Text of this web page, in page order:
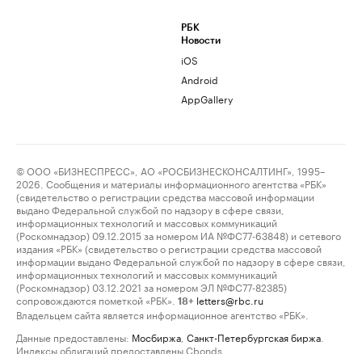
РБК
Новости
iOS
Android
AppGallery
© ООО «БИЗНЕСПРЕСС», АО «РОСБИЗНЕСКОНСАЛТИНГ», 1995–
2026. Сообщения и материалы информационного агентства «РБК»
(свидетельство о регистрации средства массовой информации
выдано Федеральной службой по надзору в сфере связи,
информационных технологий и массовых коммуникаций
(Роскомнадзор) 09.12.2015 за номером ИА №ФС77-63848) и сетевого
издания «РБК» (свидетельство о регистрации средства массовой
информации выдано Федеральной службой по надзору в сфере связи,
информационных технологий и массовых коммуникаций
(Роскомнадзор) 03.12.2021 за номером ЭЛ №ФС77-82385)
сопровождаются пометкой «РБК».
18+ letters@rbc.ru
Владельцем сайта является информационное агентство «РБК».
Данные предоставлены: Мосбиржа Санкт-Петербургская биржа
Индексы облигаций предоставлены Cbonds.